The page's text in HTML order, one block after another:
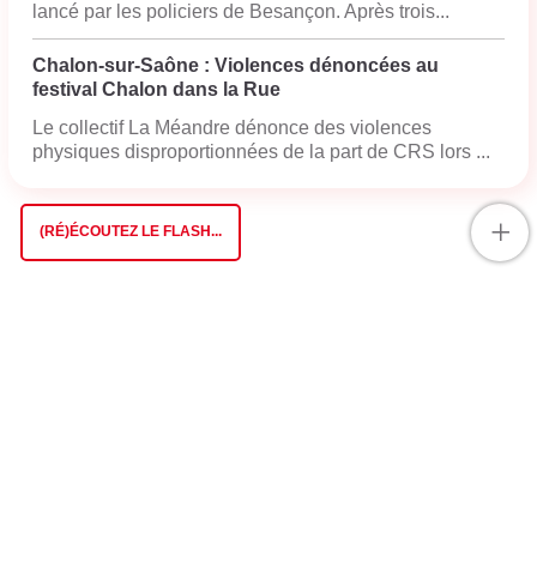
lancé par les policiers de Besançon. Après trois...
Chalon-sur-Saône : Violences dénoncées au
festival Chalon dans la Rue
Le collectif La Méandre dénonce des violences
physiques disproportionnées de la part de CRS lors ...
(RÉ)ÉCOUTEZ LE FLASH... +